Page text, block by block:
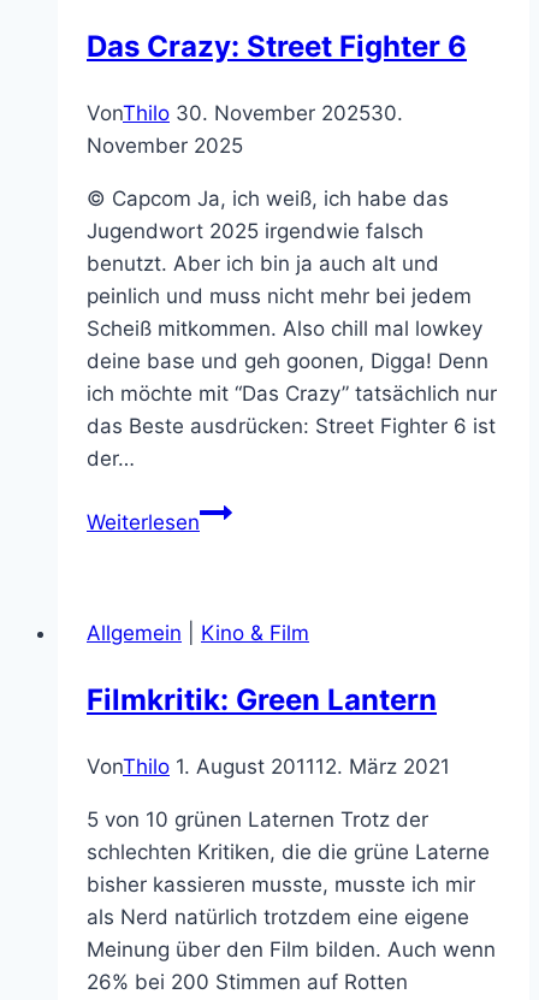
2
Neodym-
Magnete
Das Crazy: Street Fighter 6
VonThilo 30. November 202530.
November 2025
© Capcom Ja, ich weiß, ich habe das
Jugendwort 2025 irgendwie falsch
benutzt. Aber ich bin ja auch alt und
peinlich und muss nicht mehr bei jedem
Scheiß mitkommen. Also chill mal lowkey
deine base und geh goonen, Digga! Denn
ich möchte mit “Das Crazy” tatsächlich nur
das Beste ausdrücken: Street Fighter 6 ist
der…
WeiterlesenDas
6
Allgemein Kino & Film
Filmkritik: Green Lantern
VonThilo 1. August 201112. März 2021
5 von 10 grünen Laternen Trotz der
schlechten Kritiken, die die grüne Laterne
bisher kassieren musste, musste ich mir
als Nerd natürlich trotzdem eine eigene
Meinung über den Film bilden. Auch wenn
26% bei 200 Stimmen auf Rotten